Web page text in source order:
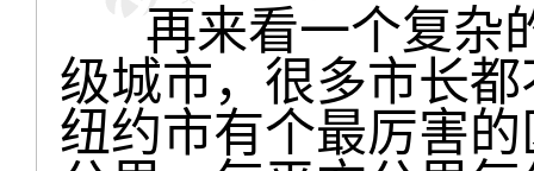
再来看一个复杂
级城市，很多市长
纽约市有个最厉害